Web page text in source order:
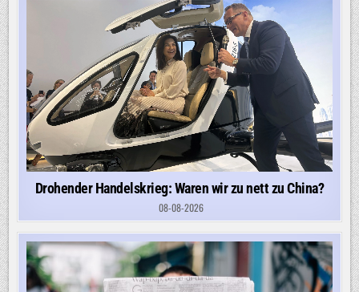
Drohender Handelskrieg: Waren wir zu nett zu China?
08-08-2026